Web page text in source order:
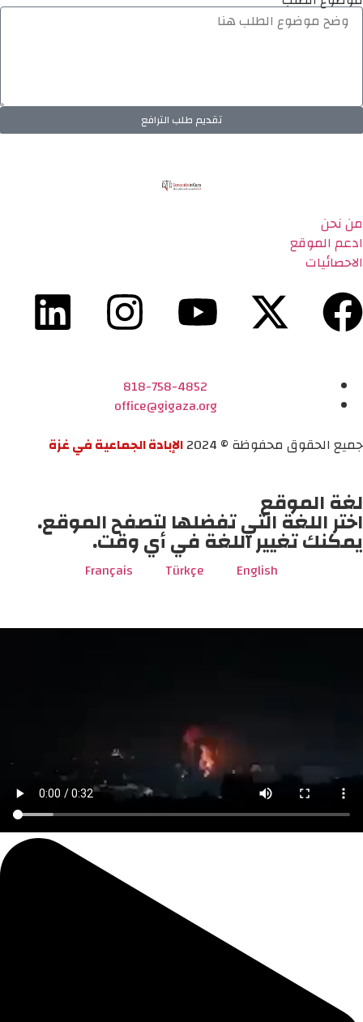
تقديم طلب الترافع
من نحن
ادعم الموقع
الاحصائيات
818-758-4852
office@gigaza.org
جميع الحقوق محفوظة © 2024
الإبادة الجماعية في غزة
لغة الموقع
اختر اللغة التي تفضلها لتصفح الموقع.
يمكنك تغيير اللغة في أي وقت.
English
Türkçe
Français